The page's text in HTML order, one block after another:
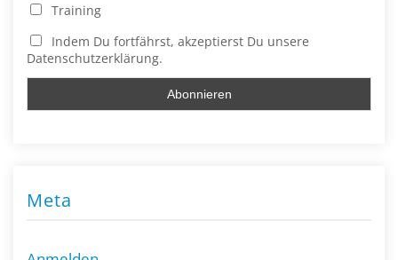
Training
Indem Du fortfährst, akzeptierst Du unsere
Datenschutzerklärung.
Meta